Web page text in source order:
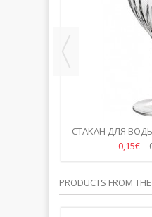
СТАКАН ДЛЯ
0,15€
PRODUCTS FROM